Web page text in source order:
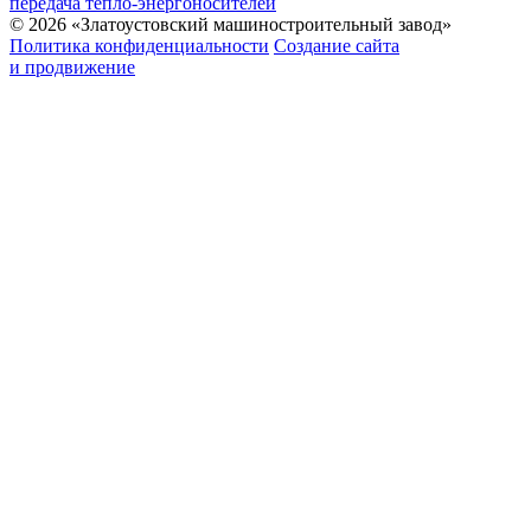
© 2026 «Златоустовский машиностроительный завод»
Политика конфиденциальности Создание сайта
и продвижение